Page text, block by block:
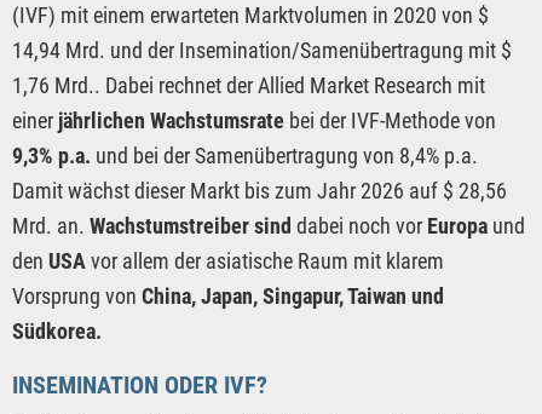
(IVF) mit einem erwarteten Marktvolumen in 2020 von $
14,94 Mrd. und der Insemination/Samenübertragung mit $
1,76 Mrd.. Dabei rechnet der Allied Market Research mit
einer jährlichen Wachstumsrate bei der IVF-Methode von
9,3% p.a. und bei der Samenübertragung von 8,4% p.a.
Damit wächst dieser Markt bis zum Jahr 2026 auf $ 28,56
Mrd. an. Wachstumstreiber sind dabei noch vor Europa und
den USA vor allem der asiatische Raum mit klarem
Vorsprung von China, Japan, Singapur, Taiwan und
Südkorea.
INSEMINATION ODER IVF?